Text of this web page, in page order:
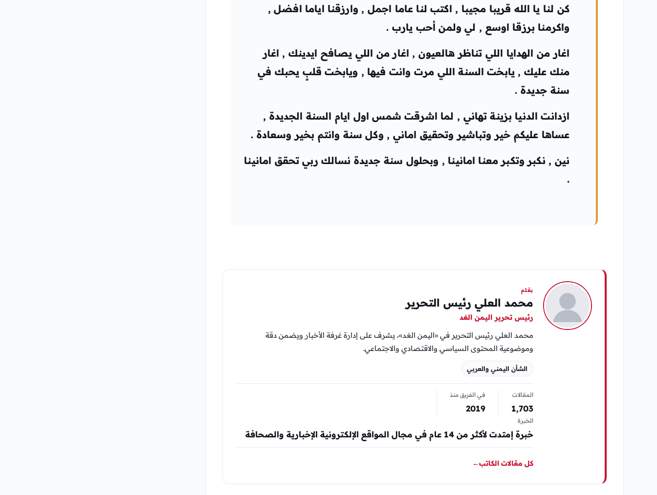
كن لنا يا الله قريبا مجيبا , اكتب لنا عاما اجمل , وارزقنا اياما افضل ,
واكرمنا برزقا اوسع , لي ولمن أحب يارب .
اغار من الهدايا اللي تناظر هالعيون , اغار من اللي يصافح ايدينك , اغار
منك عليك , يابخت السنة اللي مرت وانت فيها , ويابخت قلبٍ يحبك في
سنة جديدة .
ازدانت الدنيا بزينة تهاني , لما اشرقت شمس اول ايام السنة الجديدة ,
عساها عليكم خير وتباشير وتحقيق اماني , وكل سنة وانتم بخير وسعادة .
نين , نكبر وتكبر معنا امانينا , وبحلول سنة جديدة نسالك ربي تحقق امانينا
.
بقلم
محمد العلي رئيس التحرير
رئيس تحرير اليمن الغد
محمد العلي رئيس التحرير في «اليمن الغد»، يشرف على إدارة غرفة الأخبار ويضمن دقة
وموضوعية المحتوى السياسي والاقتصادي والاجتماعي.
الشأن اليمني والعربي
المقالات
1٬703
في الفريق منذ
2019
الخبرة
خبرة إمتدت لأكثر من 14 عام في مجال المواقع الإلكترونية الإخبارية والصحافة
كل مقالات الكاتب←